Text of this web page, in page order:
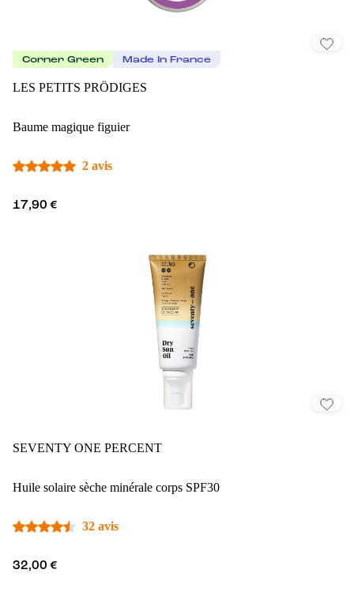
Corner Green Made In France
LES PETITS PRÖDIGES
Baume magique figuier
2 avis
17,90 €
SEVENTY ONE PERCENT
Huile solaire sèche minérale corps SPF30
32 avis
32,00 €